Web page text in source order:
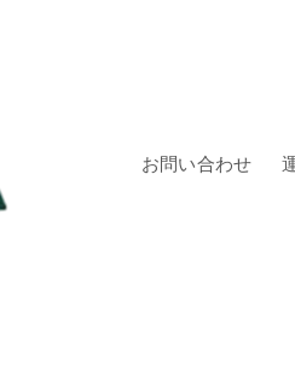
お問い合わせ